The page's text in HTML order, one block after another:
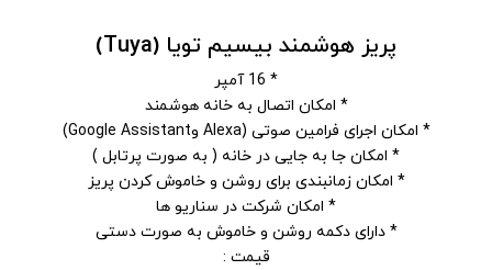
پریز هوشمند بیسیم تویا (Tuya)
* 16 آمپر
* امکان اتصال به خانه هوشمند
* امکان اجرای فرامین صوتی (Alexa وGoogle Assistant)
* امکان جا به جایی در خانه ( به صورت پرتابل )
* امکان زمانبندی برای روشن و خاموش کردن پریز
* امکان شرکت در سناریو ها
* دارای دکمه روشن و خاموش به صورت دستی
قیمت :